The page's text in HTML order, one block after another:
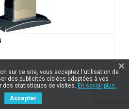
sur ce site, vous acceptez l'utilisation de
des publicités ciblées adaptées à vos
des statistiques de visites. En savoir plus.
Accepter